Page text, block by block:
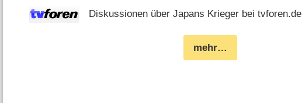
Diskussionen über Japans Krieger bei tvforen.de
mehr…